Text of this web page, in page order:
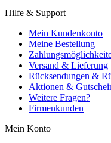
Hilfe & Support
Mein Kundenkonto
Meine Bestellung
Versand & Lieferung
Rücksendungen &
Aktionen &
Weitere Fragen?
Firmenkunden
Mein Konto